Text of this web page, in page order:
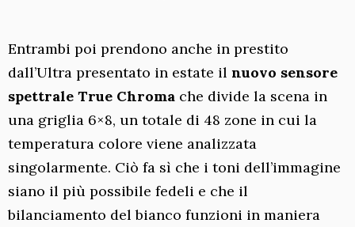
Entrambi poi prendono anche in prestito
dall’Ultra presentato in estate il nuovo sensore
spettrale True Chroma che divide la scena in
una griglia 6×8, un totale di 48 zone in cui la
temperatura colore viene analizzata
singolarmente. Ciò fa sì che i toni dell’immagine
siano il più possibile fedeli e che il
bilanciamento del bianco funzioni in maniera